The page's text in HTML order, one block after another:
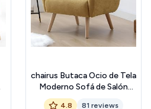
chairus Butaca Ocio de Tela
Moderno Sofá de Salón
Individual con Patas de
4.8 81 reviews